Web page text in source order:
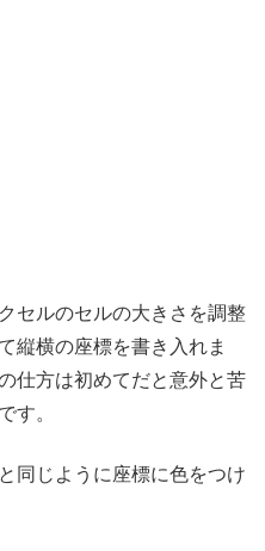
セルのセルの大きさを調整
縦横の座標を書き入れま
仕方は初めてだと意外と苦
す。
同じように座標に色をつけ